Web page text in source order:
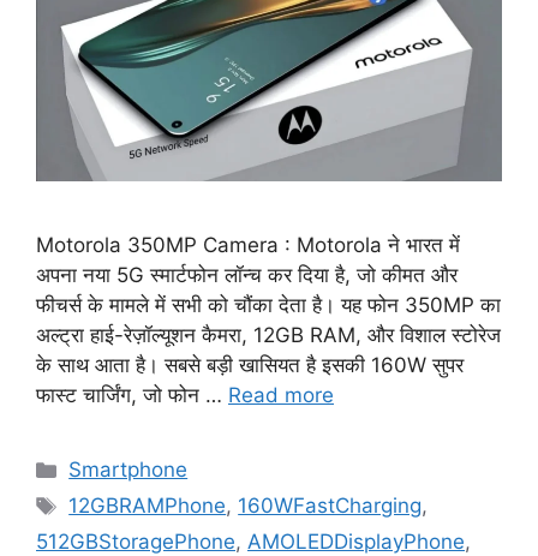
Motorola 350MP Camera : Motorola ने भारत में
अपना नया 5G स्मार्टफोन लॉन्च कर दिया है, जो कीमत और
फीचर्स के मामले में सभी को चौंका देता है। यह फोन 350MP का
अल्ट्रा हाई-रेज़ॉल्यूशन कैमरा, 12GB RAM, और विशाल स्टोरेज
के साथ आता है। सबसे बड़ी खासियत है इसकी 160W सुपर
फास्ट चार्जिंग, जो फोन … Read more
Categories
Smartphone
Tags
12GBRAMPhone, 160WFastCharging,
512GBStoragePhone, AMOLEDDisplayPhone,